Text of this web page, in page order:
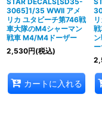
3065]1/35 WWII アメ
リカ ユタビーチ第746戦
車大隊のM4シャーマン
戦車 M4/M4ドーザー
2,530円(税込)
カートに入れる